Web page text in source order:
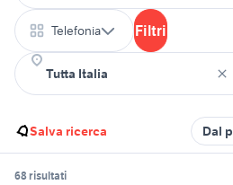
Telefonia Filtri
Salva ricerca Dal
68 risultati